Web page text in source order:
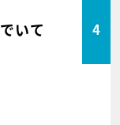
いて 4